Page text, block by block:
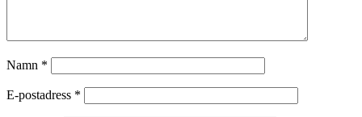
Namn *
E-postadress *